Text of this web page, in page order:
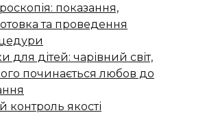
показання,
та проведення
для дітей: чарівний світ,
починається любов до
контроль якості